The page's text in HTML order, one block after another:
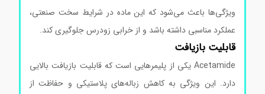
ویژگی‌ها باعث می‌شود که این ماده در شرایط سخت صنعتی،
عملکرد مناسبی داشته باشد و از خرابی زودرس جلوگیری کند.
قابلیت بازیافت
Acetamide یکی از پلیمرهایی است که قابلیت بازیافت بالایی
دارد. این ویژگی به کاهش زباله‌های پلاستیکی و حفاظت از